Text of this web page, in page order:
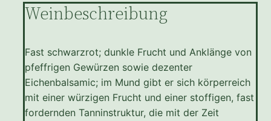
Weinbeschreibung
Fast schwarzrot; dunkle Frucht und Anklänge von
pfeffrigen Gewürzen sowie dezenter
Eichenbalsamic; im Mund gibt er sich körperreich
mit einer würzigen Frucht und einer stoffigen, fast
fordernden Tanninstruktur, die mit der Zeit